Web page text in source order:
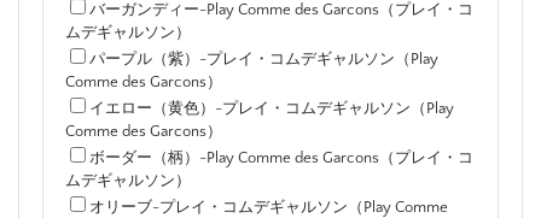
バーガンディー-Play Comme des Garcons（プレイ・コ
ムデギャルソン）
パープル（紫）-プレイ・コムデギャルソン（Play
Comme des Garcons）
イエロー（黄色）-プレイ・コムデギャルソン（Play
Comme des Garcons）
ボーダー（柄）-Play Comme des Garcons（プレイ・コ
ムデギャルソン）
オリーブ-プレイ・コムデギャルソン（Play Comme